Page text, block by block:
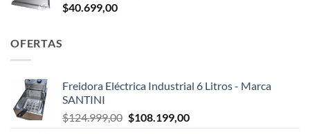
$40.699,00
OFERTAS
Freidora Eléctrica Industrial 6 Litros - Marca
SANTINI
$124.999,00 El
$108.199,00El